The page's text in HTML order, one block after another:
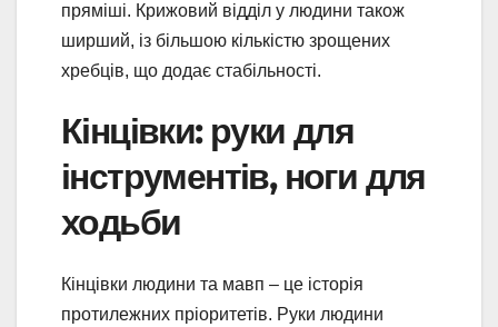
пряміші. Крижовий відділ у людини також
ширший, із більшою кількістю зрощених
хребців, що додає стабільності.
Кінцівки: руки для
інструментів, ноги для
ходьби
Кінцівки людини та мавп – це історія
протилежних пріоритетів. Руки людини